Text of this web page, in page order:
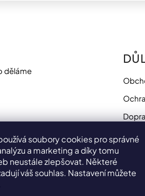
soubory cookies pro správné
a marketing a díky tomu
neustále zlepšovat. Některé
váš souhlas. Nastavení můžete
děláme